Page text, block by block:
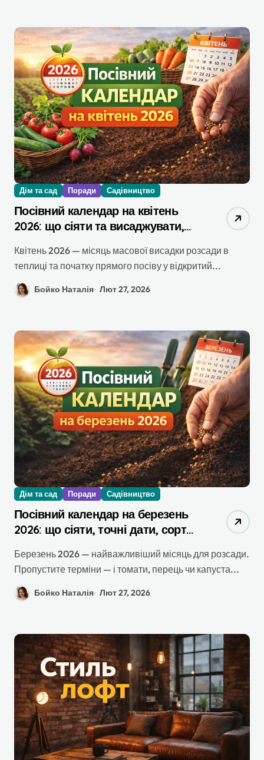
Дім та сад Поради Садівництво
Посівний календар на квітень
2026: що сіяти та висаджувати,
Квітень 2026 — місяць масової висадки розсади в
теплиці та початку прямого посіву у відкритий...
Бойко Наталія Лют 27, 2026
Дім та сад Поради Садівництво
Посівний календар на березень
2026: що сіяти, точні дати, сорти
України
Березень 2026 — найважливіший місяць для розсади.
Пропустите терміни — і томати, перець чи капуста...
Бойко Наталія Лют 27, 2026